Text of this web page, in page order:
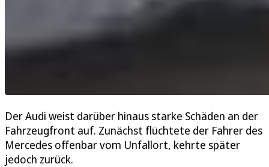
Der Audi weist darüber hinaus starke Schäden an der
Fahrzeugfront auf. Zunächst flüchtete der Fahrer des
Mercedes offenbar vom Unfallort, kehrte später
jedoch zurück.